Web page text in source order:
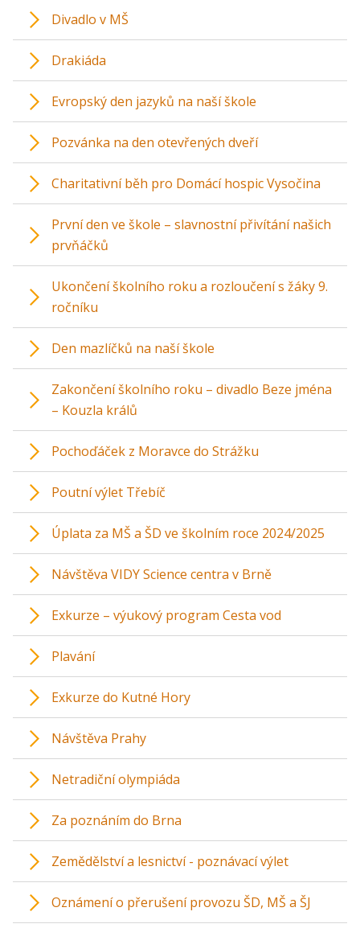
Divadlo v MŠ
Drakiáda
Evropský den jazyků na naší škole
Pozvánka na den otevřených dveří
Charitativní běh pro Domácí hospic Vysočina
První den ve škole – slavnostní přivítání našich
prvňáčků
Ukončení školního roku a rozloučení s žáky 9.
ročníku
Den mazlíčků na naší škole
Zakončení školního roku – divadlo Beze jména
– Kouzla králů
Pochoďáček z Moravce do Strážku
Poutní výlet Třebíč
Úplata za MŠ a ŠD ve školním roce 2024/2025
Návštěva VIDY Science centra v Brně
Exkurze – výukový program Cesta vod
Plavání
Exkurze do Kutné Hory
Návštěva Prahy
Netradiční olympiáda
Za poznáním do Brna
Zemědělství a lesnictví - poznávací výlet
Oznámení o přerušení provozu ŠD, MŠ a ŠJ